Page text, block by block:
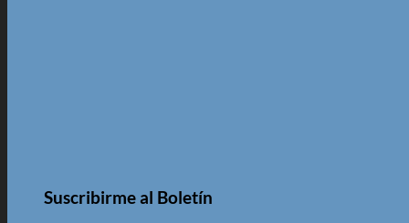
Suscribirme al Boletín